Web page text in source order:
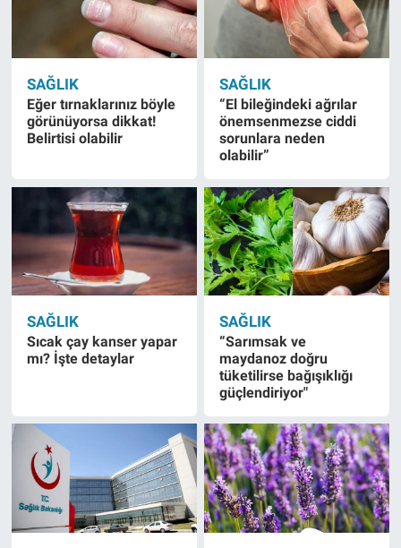
SAĞLIK
Eğer tırnaklarınız böyle
görünüyorsa dikkat!
Belirtisi olabilir
SAĞLIK
“El bileğindeki ağrılar
önemsenmezse ciddi
sorunlara neden
olabilir”
SAĞLIK
Sıcak çay kanser yapar
mı? İşte detaylar
SAĞLIK
“Sarımsak ve
maydanoz doğru
tüketilirse bağışıklığı
güçlendiriyor"